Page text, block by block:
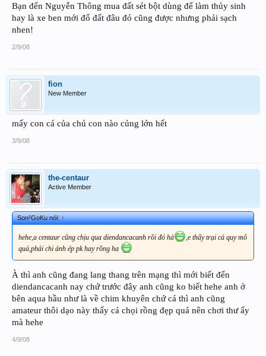
Bạn đến Nguyễn Thông mua đất sét bột dùng để làm thủy sinh
hay là xe ben mới đổ đất đâu đó cũng được nhưng phải sạch
nhen!
2/9/08
fion
New Member
mấy con cá của chú con nào củng lớn hết
3/9/08
the-centaur
Active Member
Son²GoKu nói:↑
hehe,a centaur cũng chịu qua diendancacanh rồi đó hả
,e thấy trại cá quy mô
quá,phải chi ảnh ép pk hay rồng ha
À thì anh cũng đang lang thang trên mạng thì mới biết đến
diendancacanh nay chứ trước đây anh cũng ko biết hehe anh ở
bên aqua hầu như là về chim khuyên chứ cá thì anh cũng
amateur thôi dạo này thấy cá chọi rồng đẹp quá nên chơi thư ấy
mà hehe
4/9/08